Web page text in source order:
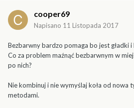
cooper69
Napisano 11 Listopada 2017
Bezbarwny bardzo pomaga bo jest gładki
Co za problem maźnąć bezbarwnym w
po nich?
Nie kombinuj i nie wymyślaj koła od nowa
metodami.